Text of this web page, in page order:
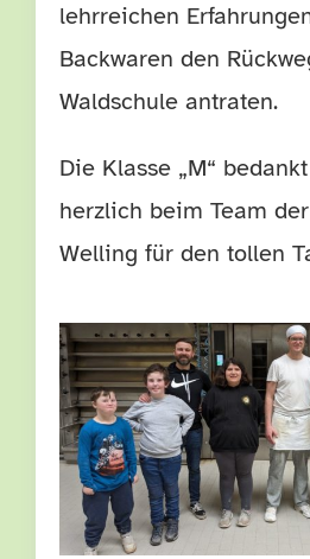
lehrreichen
Backwaren den
Waldschule antraten.
Die Klasse „M“
herzlich beim Team
Welling für den tollen